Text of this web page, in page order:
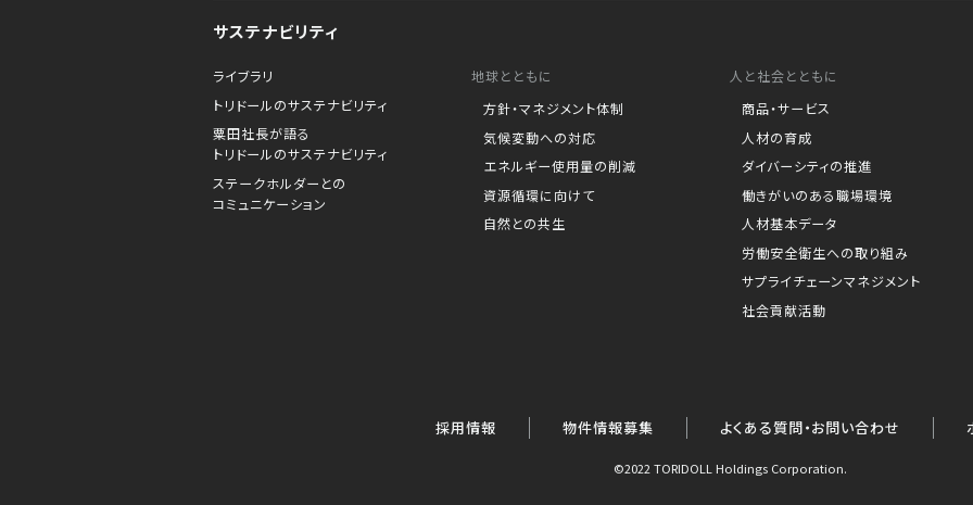
サステナビリティ
ライブラリ
トリドールのサステナビリティ
粟田社長が語る
トリドールのサステナビリティ
ステークホルダーとの
コミュニケーション
地球とともに
方針・マネジメント体制
気候変動への対応
エネルギー使用量の削減
資源循環に向けて
自然との共生
人と社会とともに
商品・サービス
人材の育成
ダイバーシティの推進
働きがいのある職場環境
人材基本データ
労働安全衛生への取り組み
サプライチェーンマネジメント
社会貢献活動
採用情報 物件情報募集 よくある質問・お問い合わせ
©2022 TORIDOLL Holdings Corporation.